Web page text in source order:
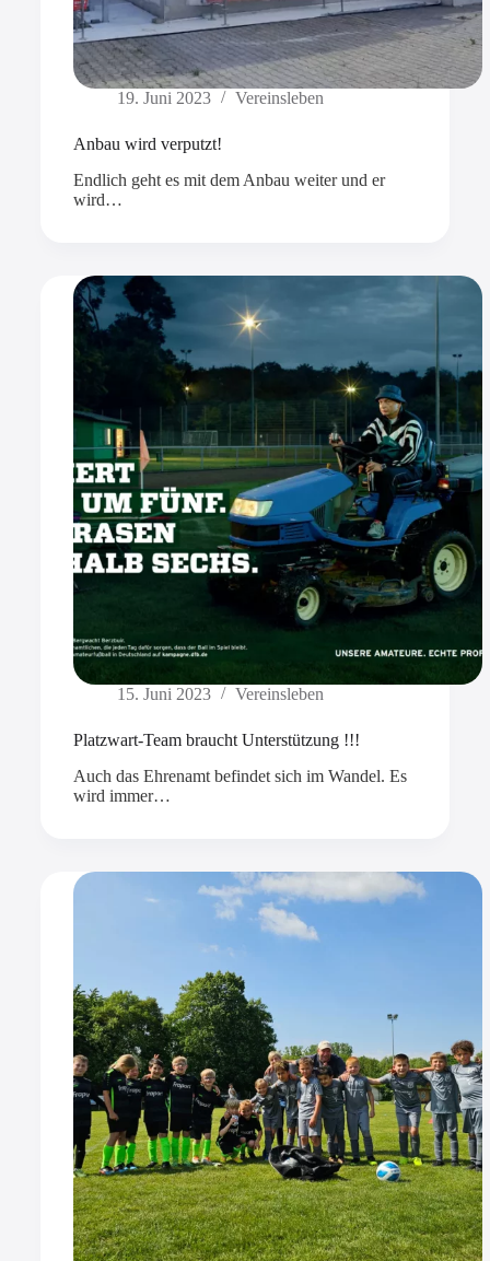
19. Juni 2023 Vereinsleben
Anbau wird verputzt!
Endlich geht es mit dem Anbau weiter und er
wird…
15. Juni 2023 Vereinsleben
Platzwart-Team braucht Unterstützung !!!
Auch das Ehrenamt befindet sich im Wandel. Es
wird immer…